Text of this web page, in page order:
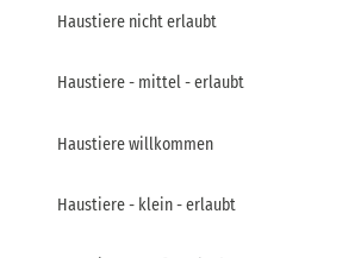
Haustiere nicht erlaubt
Haustiere - mittel - erlaubt
Haustiere willkommen
Haustiere - klein - erlaubt